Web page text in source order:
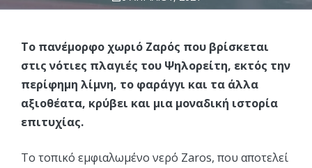
Το πανέμορφο χωριό Ζαρός που βρίσκεται
στις νότιες πλαγιές του Ψηλορείτη, εκτός την
περίφημη λίμνη, το φαράγγι και τα άλλα
αξιοθέατα, κρύβει και μια μοναδική ιστορία
επιτυχίας.
Το τοπικό εμφιαλωμένο νερό Ζaros, που αποτελεί